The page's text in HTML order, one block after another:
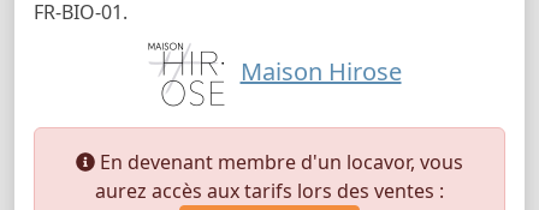
FR-BIO-01.
Maison Hirose
En devenant membre d'un locavor, vous
aurez accès aux tarifs lors des ventes :